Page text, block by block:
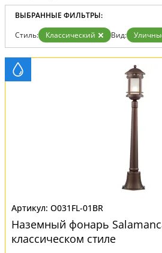
ВЫБРАННЫЕ ФИЛЬТРЫ:
Стиль: Классический Вид:
O031FL-01BR
Наземный фонарь
классическом стиле